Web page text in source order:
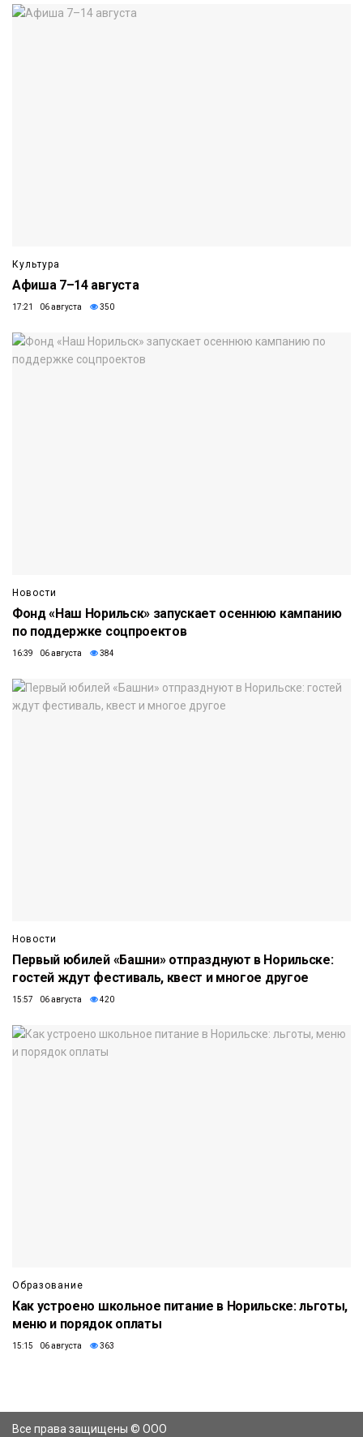
Культура
Афиша 7–14 августа
17:21 06 августа 350
Новости
Фонд «Наш Норильск» запускает осеннюю кампанию
по поддержке соцпроектов
16:39 06 августа 384
Новости
Первый юбилей «Башни» отпразднуют в Норильске:
гостей ждут фестиваль, квест и многое другое
15:57 06 августа 420
Образование
Как устроено школьное питание в Норильске: льготы,
меню и порядок оплаты
15:15 06 августа 363
Все права защищены © ООО